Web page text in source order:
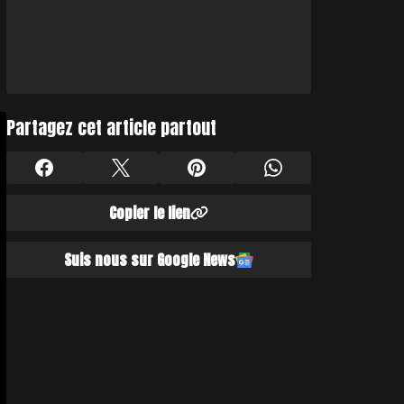
Partagez cet article partout
Copier le lien
Suis nous sur Google News